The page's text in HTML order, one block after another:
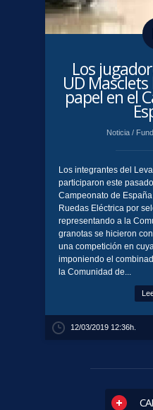
Los
UD
papel en el
Noticia /
Los integrantes del
participaron este
Campeonato de
Ruedas Eléctrica por
representando a la
granotas se hicieron
una competición en
imponiendo el
la Comunidad de...
12/03/2019 12:36h.